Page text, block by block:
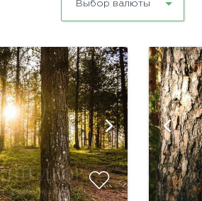
Выбор валюты
9 фотографий